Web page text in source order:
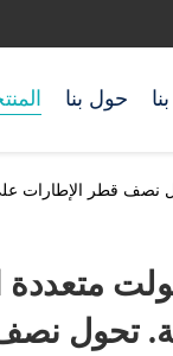
حول بنا
فولت
تحول